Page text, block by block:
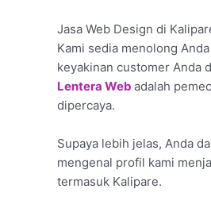
Jasa Web Design di
Kami sedia menolong
keyakinan customer Anda
Lentera Web adalah
dipercaya.
Supaya lebih jelas, Anda
mengenal profil kami
termasuk Kalipare.